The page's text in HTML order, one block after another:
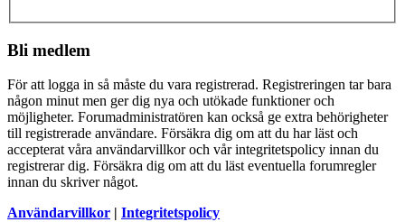
Bli medlem
För att logga in så måste du vara registrerad. Registreringen tar bara
någon minut men ger dig nya och utökade funktioner och
möjligheter. Forumadministratören kan också ge extra behörigheter
till registrerade användare. Försäkra dig om att du har läst och
accepterat våra användarvillkor och vår integritetspolicy innan du
registrerar dig. Försäkra dig om att du läst eventuella forumregler
innan du skriver något.
Användarvillkor | Integritetspolicy